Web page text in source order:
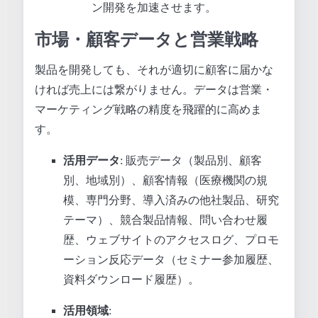
ン開発を加速させます。
市場・顧客データと営業戦略
製品を開発しても、それが適切に顧客に届かな
ければ売上には繋がりません。データは営業・
マーケティング戦略の精度を飛躍的に高めま
す。
活用データ: 販売データ（製品別、顧客
別、地域別）、顧客情報（医療機関の規
模、専門分野、導入済みの他社製品、研究
テーマ）、競合製品情報、問い合わせ履
歴、ウェブサイトのアクセスログ、プロモ
ーション反応データ（セミナー参加履歴、
資料ダウンロード履歴）。
活用領域: